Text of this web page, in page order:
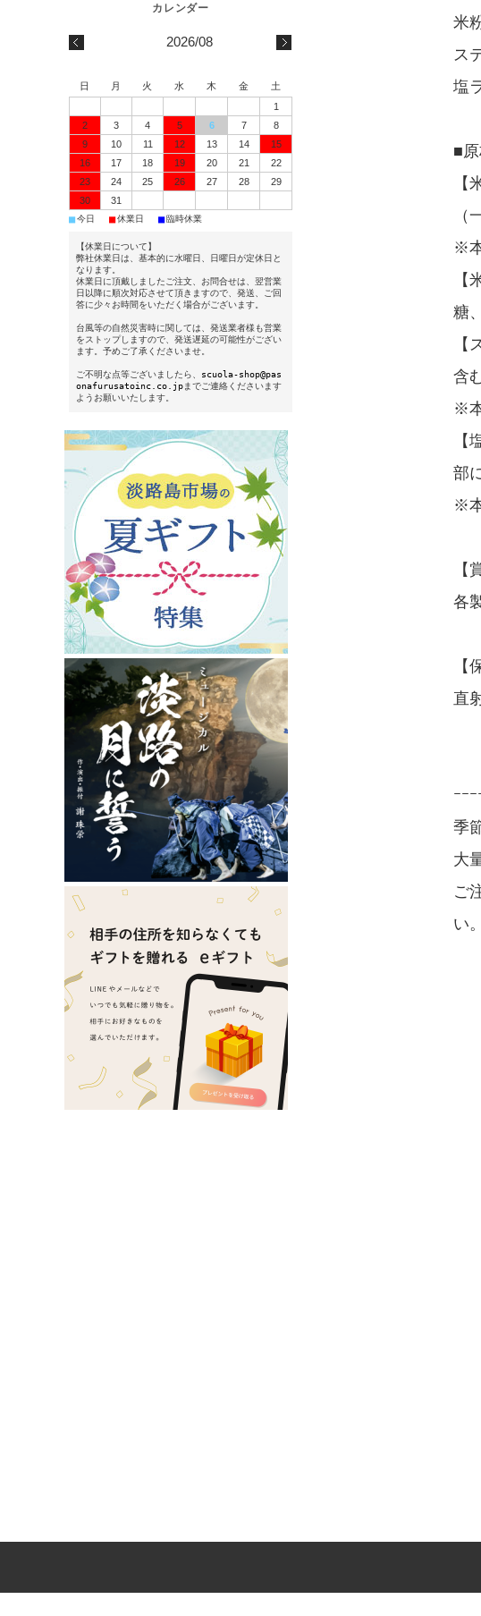
米
ス
塩
■
（
※
糖
含
※
部
※
【
各
【
直
ｰｰ
季
大
ご
い。
2026/08
日 月 火 水 木 金
土
1
2
3 4 5 6 7
8
9
10 11 12 13 14
15
16
17 18 19 20 21
22
23
24 25 26 27 28
29
30
31
■今日 ■休業日 ■臨時休業
【休業日について】
弊社休業日は、基本的に水曜日、日曜日が定休日と
なります。
休業日に頂戴しましたご注文、お問合せは、翌営業
日以降に順次対応させて頂きますので、発送、ご回
答に少々お時間をいただく場合がございます。
台風等の自然災害時に関しては、発送業者様も営業
をストップしますので、発送遅延の可能性がござい
ます。予めご了承くださいませ。
ご不明な点等ございましたら、
scuola-shop@pas
onafurusatoinc.co.jpまでご連絡くださいます
ようお願いいたします。